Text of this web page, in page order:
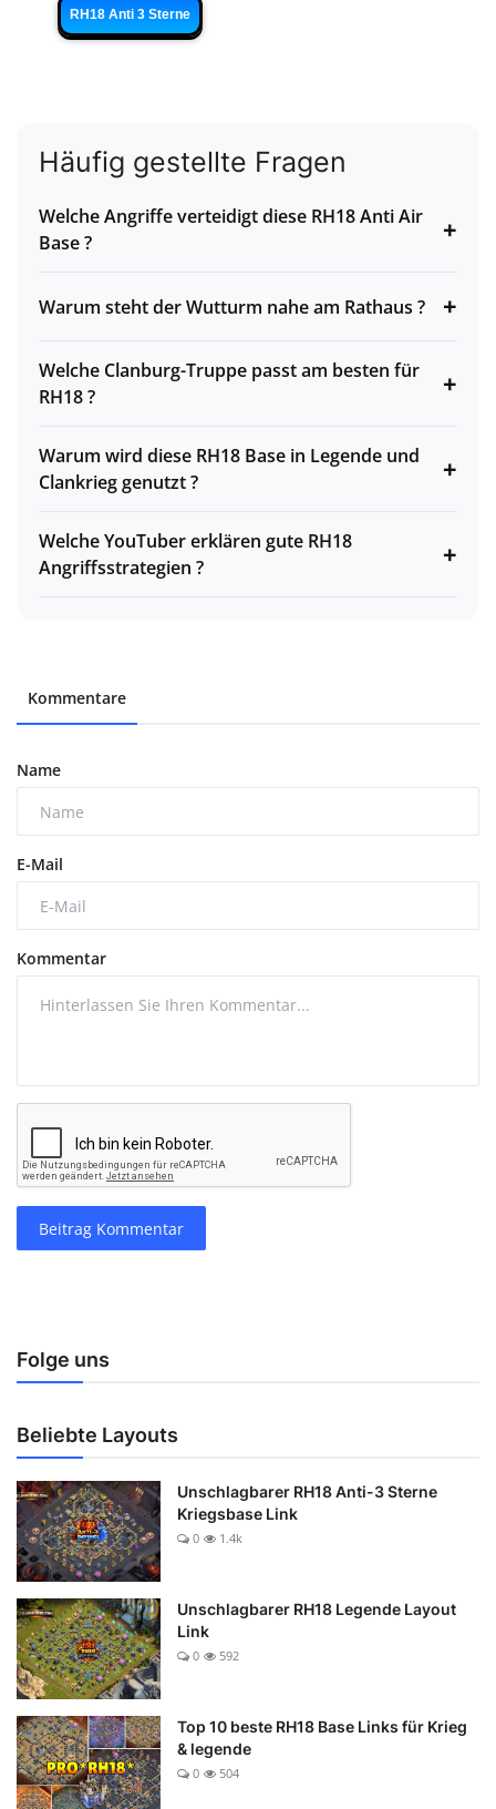
RH18 Anti 3 Sterne
Häufig gestellte Fragen
Welche Angriffe verteidigt diese RH18 Anti Air
Base ?
+
Warum steht der Wutturm nahe am Rathaus ? +
Welche Clanburg-Truppe passt am besten für
RH18 ?
+
Warum wird diese RH18 Base in Legende und
Clankrieg genutzt ?
+
Welche YouTuber erklären gute RH18
Angriffsstrategien ?
+
Kommentare
Name
E-Mail
Kommentar
Beitrag Kommentar
Folge uns
Beliebte Layouts
Unschlagbarer RH18 Anti-3 Sterne
Kriegsbase Link
0 1.4k
Unschlagbarer RH18 Legende Layout
Link
0 592
Top 10 beste RH18 Base Links für Krieg
& legende
0 504